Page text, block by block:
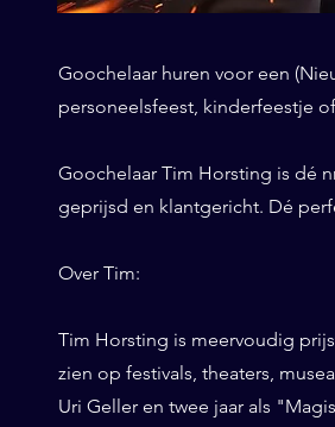
Goochelaar huren voor een
personeelsfeest, kinderfeestje
Goochelaar Tim Horsting is dé
geprijsd en klantgericht. Dé
Over Tim:
Tim Horsting is meervoudig
zien op festivals, theaters,
Uri Geller en twee jaar als